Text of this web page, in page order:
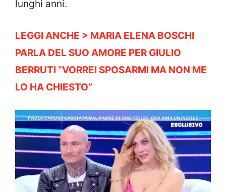
lunghi anni.
LEGGI ANCHE > MARIA ELENA BOSCHI
PARLA DEL SUO AMORE PER GIULIO
BERRUTI “VORREI SPOSARMI MA NON ME
LO HA CHIESTO”